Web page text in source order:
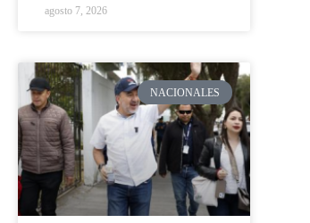
agosto 7, 2026
NACIONALES